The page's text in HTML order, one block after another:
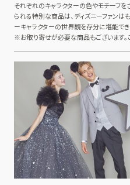
それぞれのキャラクターの色やモチーフを
られる特別な商品は、ディズニーファンは
ーキャラクターの世界観を存分に堪能でき
※お取り寄せが必要な商品もございます